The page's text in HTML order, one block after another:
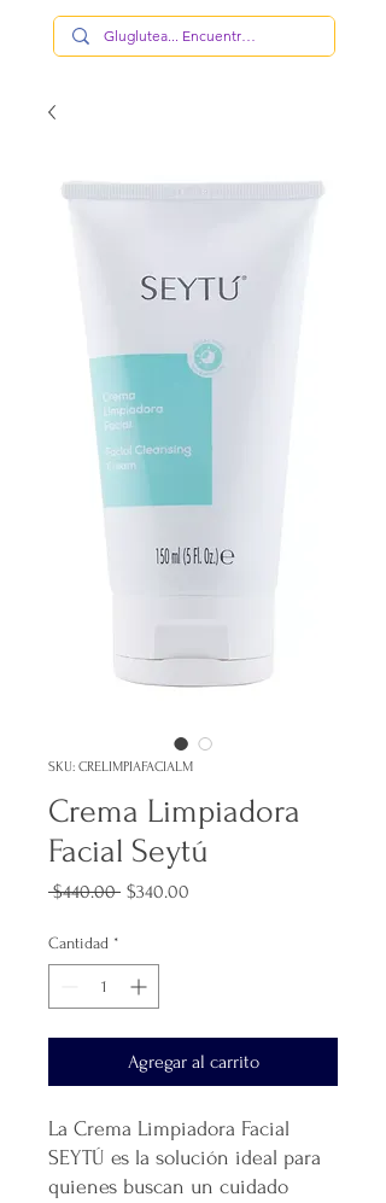
SKU: CRELIMPIAFACIALM
Crema Limpiadora
Facial Seytú
$440.00 Precio
$340.00
Cantidad *
Agregar al carrito
La Crema Limpiadora Facial
SEYTÚ es la solución ideal para
quienes buscan un cuidado